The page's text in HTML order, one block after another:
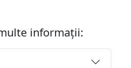
informații: